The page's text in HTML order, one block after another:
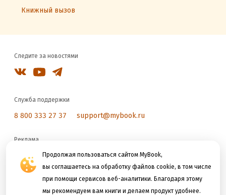
Продолжая пользоваться сайтом MyBook,
вы соглашаетесь на обработку файлов cookie, в том числе
при помощи сервисов веб-аналитики. Благодаря этому
мы рекомендуем вам книги и делаем продукт удобнее.
Книжный вызов
Следите за новостями
Служба поддержки
8 800 333 27 37 support@mybook.ru
Реклама
reklama@litres.ru
Мы принимаем к оплате